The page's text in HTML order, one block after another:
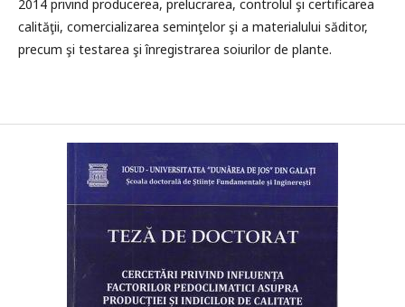
2014 privind producerea, prelucrarea, controlul şi certificarea
calităţii, comercializarea seminţelor şi a materialului săditor,
precum şi testarea şi înregistrarea soiurilor de plante.